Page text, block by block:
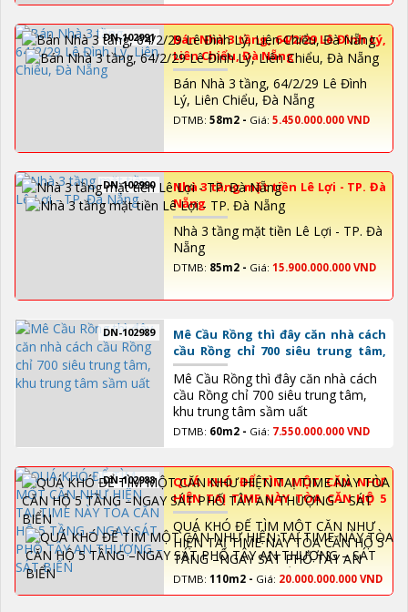
DN-102991
Bán Nhà 3 tầng, 64/2/29 Lê Đình Lý,
Liên Chiểu, Đà Nẵng
Bán Nhà 3 tầng, 64/2/29 Lê Đình
Lý, Liên Chiểu, Đà Nẵng
DTMB: 58m2 - Giá: 5.450.000.000 VND
DN-102990
Nhà 3 tầng mặt tiền Lê Lợi - TP. Đà
Nẵng
Nhà 3 tầng mặt tiền Lê Lợi - TP. Đà
Nẵng
DTMB: 85m2 - Giá: 15.900.000.000 VND
DN-102989
Mê Cầu Rồng thì đây căn nhà cách
cầu Rồng chỉ 700 siêu trung tâm,
khu trung tâm sầm uất
Mê Cầu Rồng thì đây căn nhà cách
cầu Rồng chỉ 700 siêu trung tâm,
khu trung tâm sầm uất
DTMB: 60m2 - Giá: 7.550.000.000 VND
DN-102988
QUÁ KHÓ ĐỂ TÌM MỘT CĂN NHƯ
HIỆN TAỊ TIME NÀY TÒA CĂN HỘ 5
TẦNG –NGAY SÁT PHỐ TÂY AN
THƯỢNG – SÁT BIỂN
QUÁ KHÓ ĐỂ TÌM MỘT CĂN NHƯ
HIỆN TAỊ TIME NÀY TÒA CĂN HỘ 5
TẦNG –NGAY SÁT PHỐ TÂY AN
THƯỢNG – SÁT BIỂN
DTMB: 110m2 - Giá: 20.000.000.000 VND